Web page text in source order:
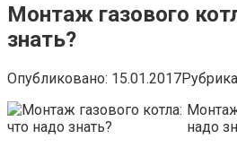
Монтаж газового
знать?
Опубликовано: 15.01.2017
надо